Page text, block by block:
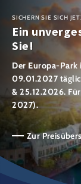
SICHERN SIE SICH
Ein
Sie!
Der Europa-
09.01.2027
& 25.12.2026.
2027).
Zur